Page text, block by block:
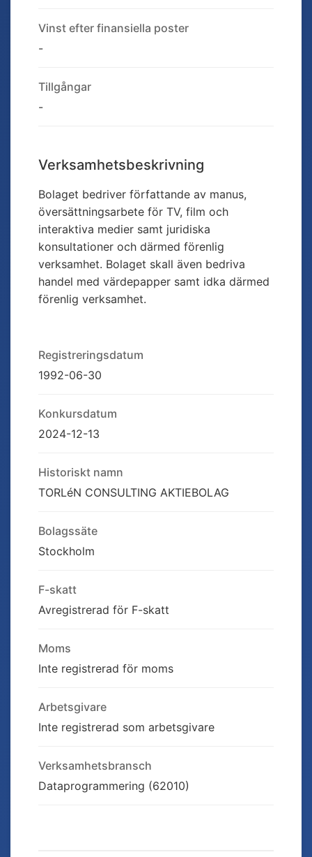
Vinst efter finansiella poster
-
Tillgångar
-
Verksamhetsbeskrivning
Bolaget bedriver författande av manus,
översättningsarbete för TV, film och
interaktiva medier samt juridiska
konsultationer och därmed förenlig
verksamhet. Bolaget skall även bedriva
handel med värdepapper samt idka därmed
förenlig verksamhet.
Registreringsdatum
1992-06-30
Konkursdatum
2024-12-13
Historiskt namn
TORLéN CONSULTING AKTIEBOLAG
Bolagssäte
Stockholm
F-skatt
Avregistrerad för F-skatt
Moms
Inte registrerad för moms
Arbetsgivare
Inte registrerad som arbetsgivare
Verksamhetsbransch
Dataprogrammering (62010)